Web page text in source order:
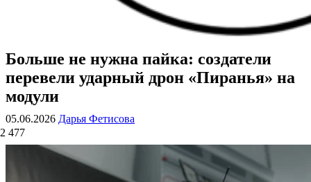
ВОЕННЫЕ СТРАНИЦЫ
СТАТЬИ ВОЕННОЙ ТЕМАТИКИ
Больше не нужна пайка: создатели
перевели ударный дрон «Пиранья» на
модули
05.06.2026 Дарья Фетисова
2 477